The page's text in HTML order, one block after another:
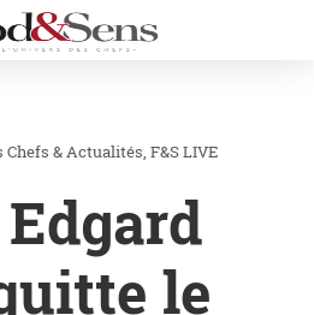
Chefs & Actualités F&S LIVE
le